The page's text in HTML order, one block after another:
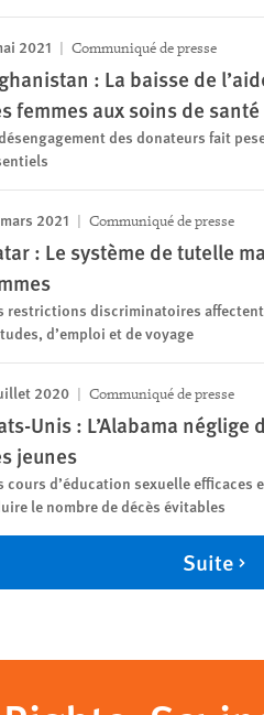
2021 Communiqué de presse
: La baisse de
femmes aux soins de santé
des donateurs fait
2021 Communiqué de presse
: Le système de tutelle
restrictions discriminatoires
d’emploi et de voyage
2020 Communiqué de presse
Unis : L’Alabama
jeunes
cours d’éducation sexuelle
le nombre de décès évitables
Suite